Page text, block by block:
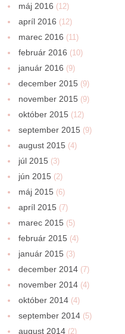
máj 2016 (12)
apríl 2016 (12)
marec 2016 (11)
február 2016 (10)
január 2016 (9)
december 2015 (9)
november 2015 (9)
október 2015 (12)
september 2015 (9)
august 2015 (4)
júl 2015 (3)
jún 2015 (2)
máj 2015 (6)
apríl 2015 (7)
marec 2015 (5)
február 2015 (4)
január 2015 (3)
december 2014 (7)
november 2014 (4)
október 2014 (4)
september 2014 (5)
august 2014 (2)